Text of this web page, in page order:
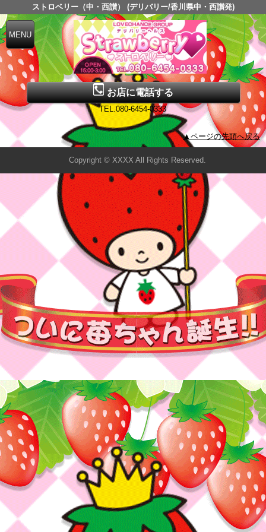
ストロベリー（中・西讃） (デリバリー/香川県中・西讃発)
お店に電話する
TEL.080-6454-0333
▲ページの先頭へ戻る
Copyright © XXXX All Rights Reserved.